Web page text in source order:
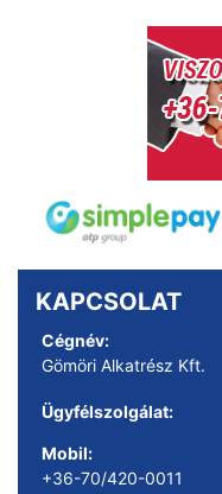
KAPCSOLAT
Cégnév:
Gömöri Alkatrész Kft.
Ügyfélszolgálat:
Mobil:
+36-70/420-0011